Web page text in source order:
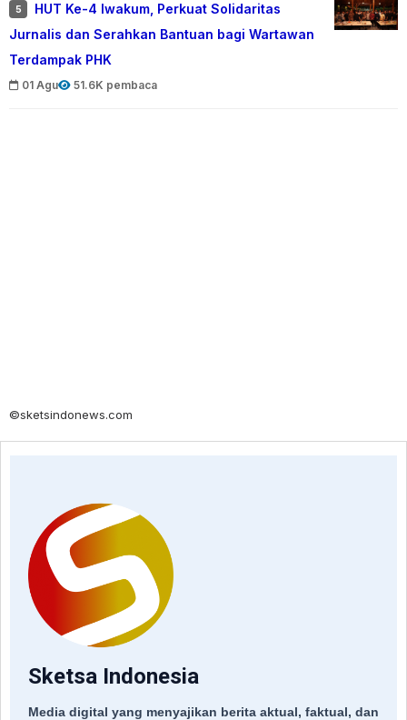
5
HUT Ke-4 Iwakum, Perkuat Solidaritas
Jurnalis dan Serahkan Bantuan bagi Wartawan
Terdampak PHK
01 Agu 51.6K pembaca
©sketsindonews.com
Sketsa Indonesia
Media digital yang menyajikan berita aktual, faktual, dan